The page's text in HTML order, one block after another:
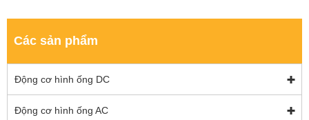
Các sản phẩm
Động cơ hình ống DC
Động cơ hình ống AC